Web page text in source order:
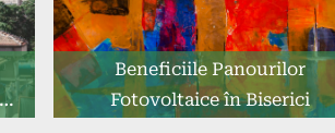
Beneficiile Panourilor
Fotovoltaice în Biserici